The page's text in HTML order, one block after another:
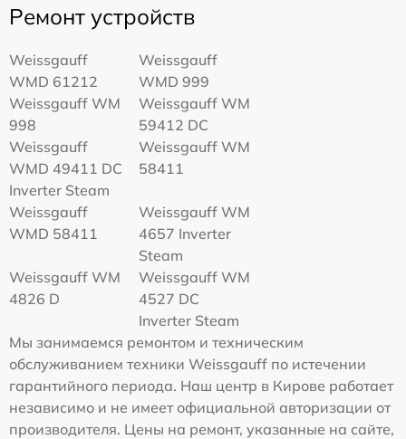
Ремонт устройств
Weissgauff
WMD 61212
Weissgauff
WMD 999
Weissgauff WM
998
Weissgauff WM
59412 DC
Weissgauff
WMD 49411 DC
Inverter Steam
Weissgauff WM
58411
Weissgauff
WMD 58411
Weissgauff WM
4657 Inverter
Steam
Weissgauff WM
4826 D
Weissgauff WM
4527 DC
Inverter Steam
Мы занимаемся ремонтом и техническим
обслуживанием техники Weissgauff по истечении
гарантийного периода. Наш центр в Кирове работает
независимо и не имеет официальной авторизации от
производителя. Цены на ремонт, указанные на сайте,